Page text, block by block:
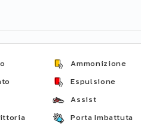
Ammonizione
Espulsione
Assist
Porta Imbattuta